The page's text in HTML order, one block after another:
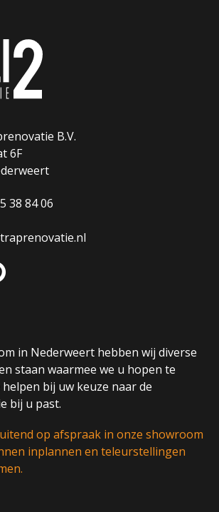
B.V.
6F
38 84 06
in Nederweert hebben wij diverse
staan waarmee we u hopen te
bij uw keuze naar de
bij u past.
op afspraak in onze showroom
inplannen en teleurstellingen